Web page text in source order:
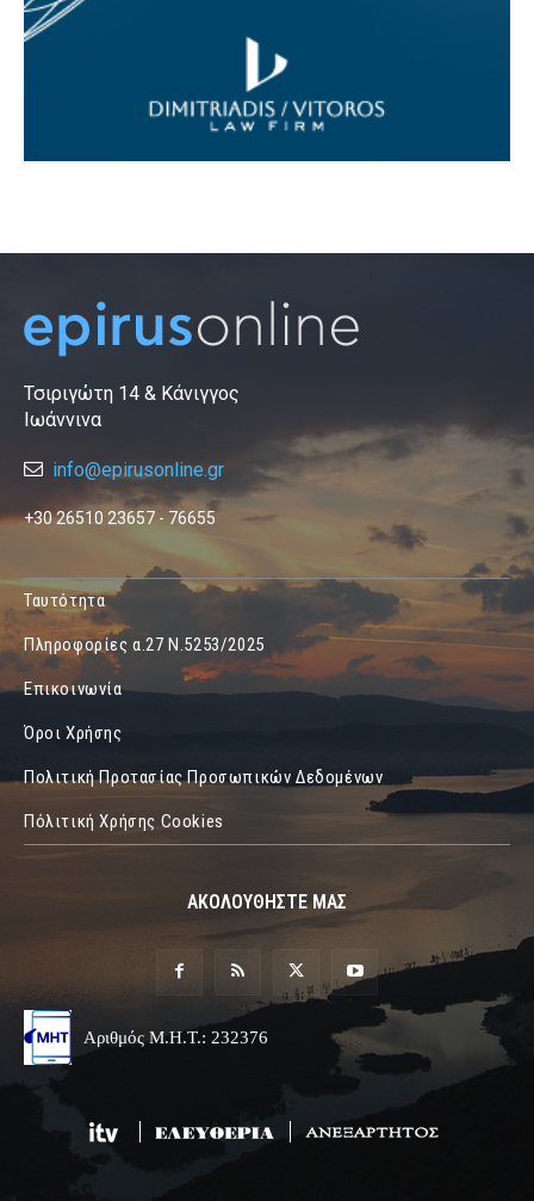
Τσιριγώτη 14 & Κάνιγγος
Ιωάννινα
info@epirusonline.gr
+30 26510 23657 - 76655
Ταυτότητα
Πληροφορίες α.27 Ν.5253/2025
Επικοινωνία
Όροι Χρήσης
Πολιτική Προτασίας Προσωπικών Δεδομένων
Πόλιτική Χρήσης Cookies
ΑΚΟΛΟΥΘΗΣΤΕ ΜΑΣ
Αριθμός Μ.Η.Τ.: 232376